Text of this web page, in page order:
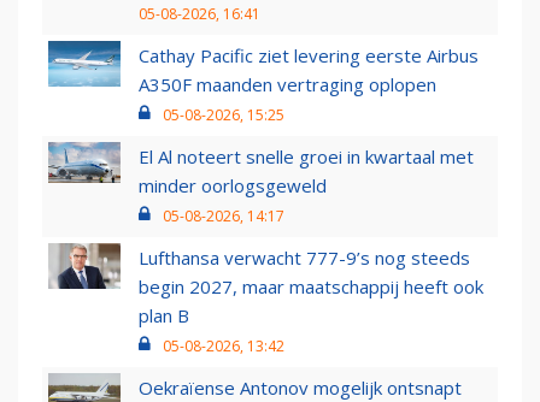
05-08-2026, 16:41
Cathay Pacific ziet levering eerste Airbus
A350F maanden vertraging oplopen
05-08-2026, 15:25
El Al noteert snelle groei in kwartaal met
minder oorlogsgeweld
05-08-2026, 14:17
Lufthansa verwacht 777-9’s nog steeds
begin 2027, maar maatschappij heeft ook
plan B
05-08-2026, 13:42
Oekraïense Antonov mogelijk ontsnapt